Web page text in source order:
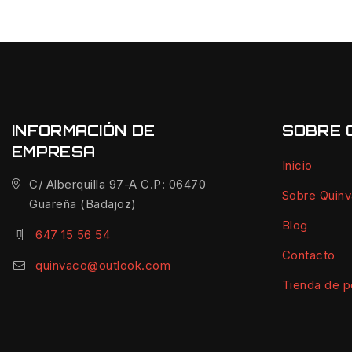
INFORMACIÓN DE
EMPRESA
C/ Alberquilla 97-A C.P: 06470
Guareña (Badajoz)
647 15 56 54
quinvaco@outlook.com
SOBRE
Inicio
Sobre
Blog
Contacto
Tienda de